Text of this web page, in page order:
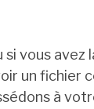
si vous
un fichier
à